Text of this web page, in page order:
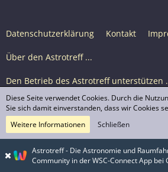
Datenschutzerklärung Kontakt
Über den Astrotreff ...
Den Betrieb des Astrotreff unterstützen
Nutzungsbedingungen
© Astrotreff 2001-2026,
sofern für einzelne Inhalte nicht
Astrotreff - Die Astronomie und
Community in der WSC-Connect App bei
Diese Seite verwendet Cookies. Durch die
Sie sich damit einverstanden, dass wir Cookies
Weitere Informationen
Schließen